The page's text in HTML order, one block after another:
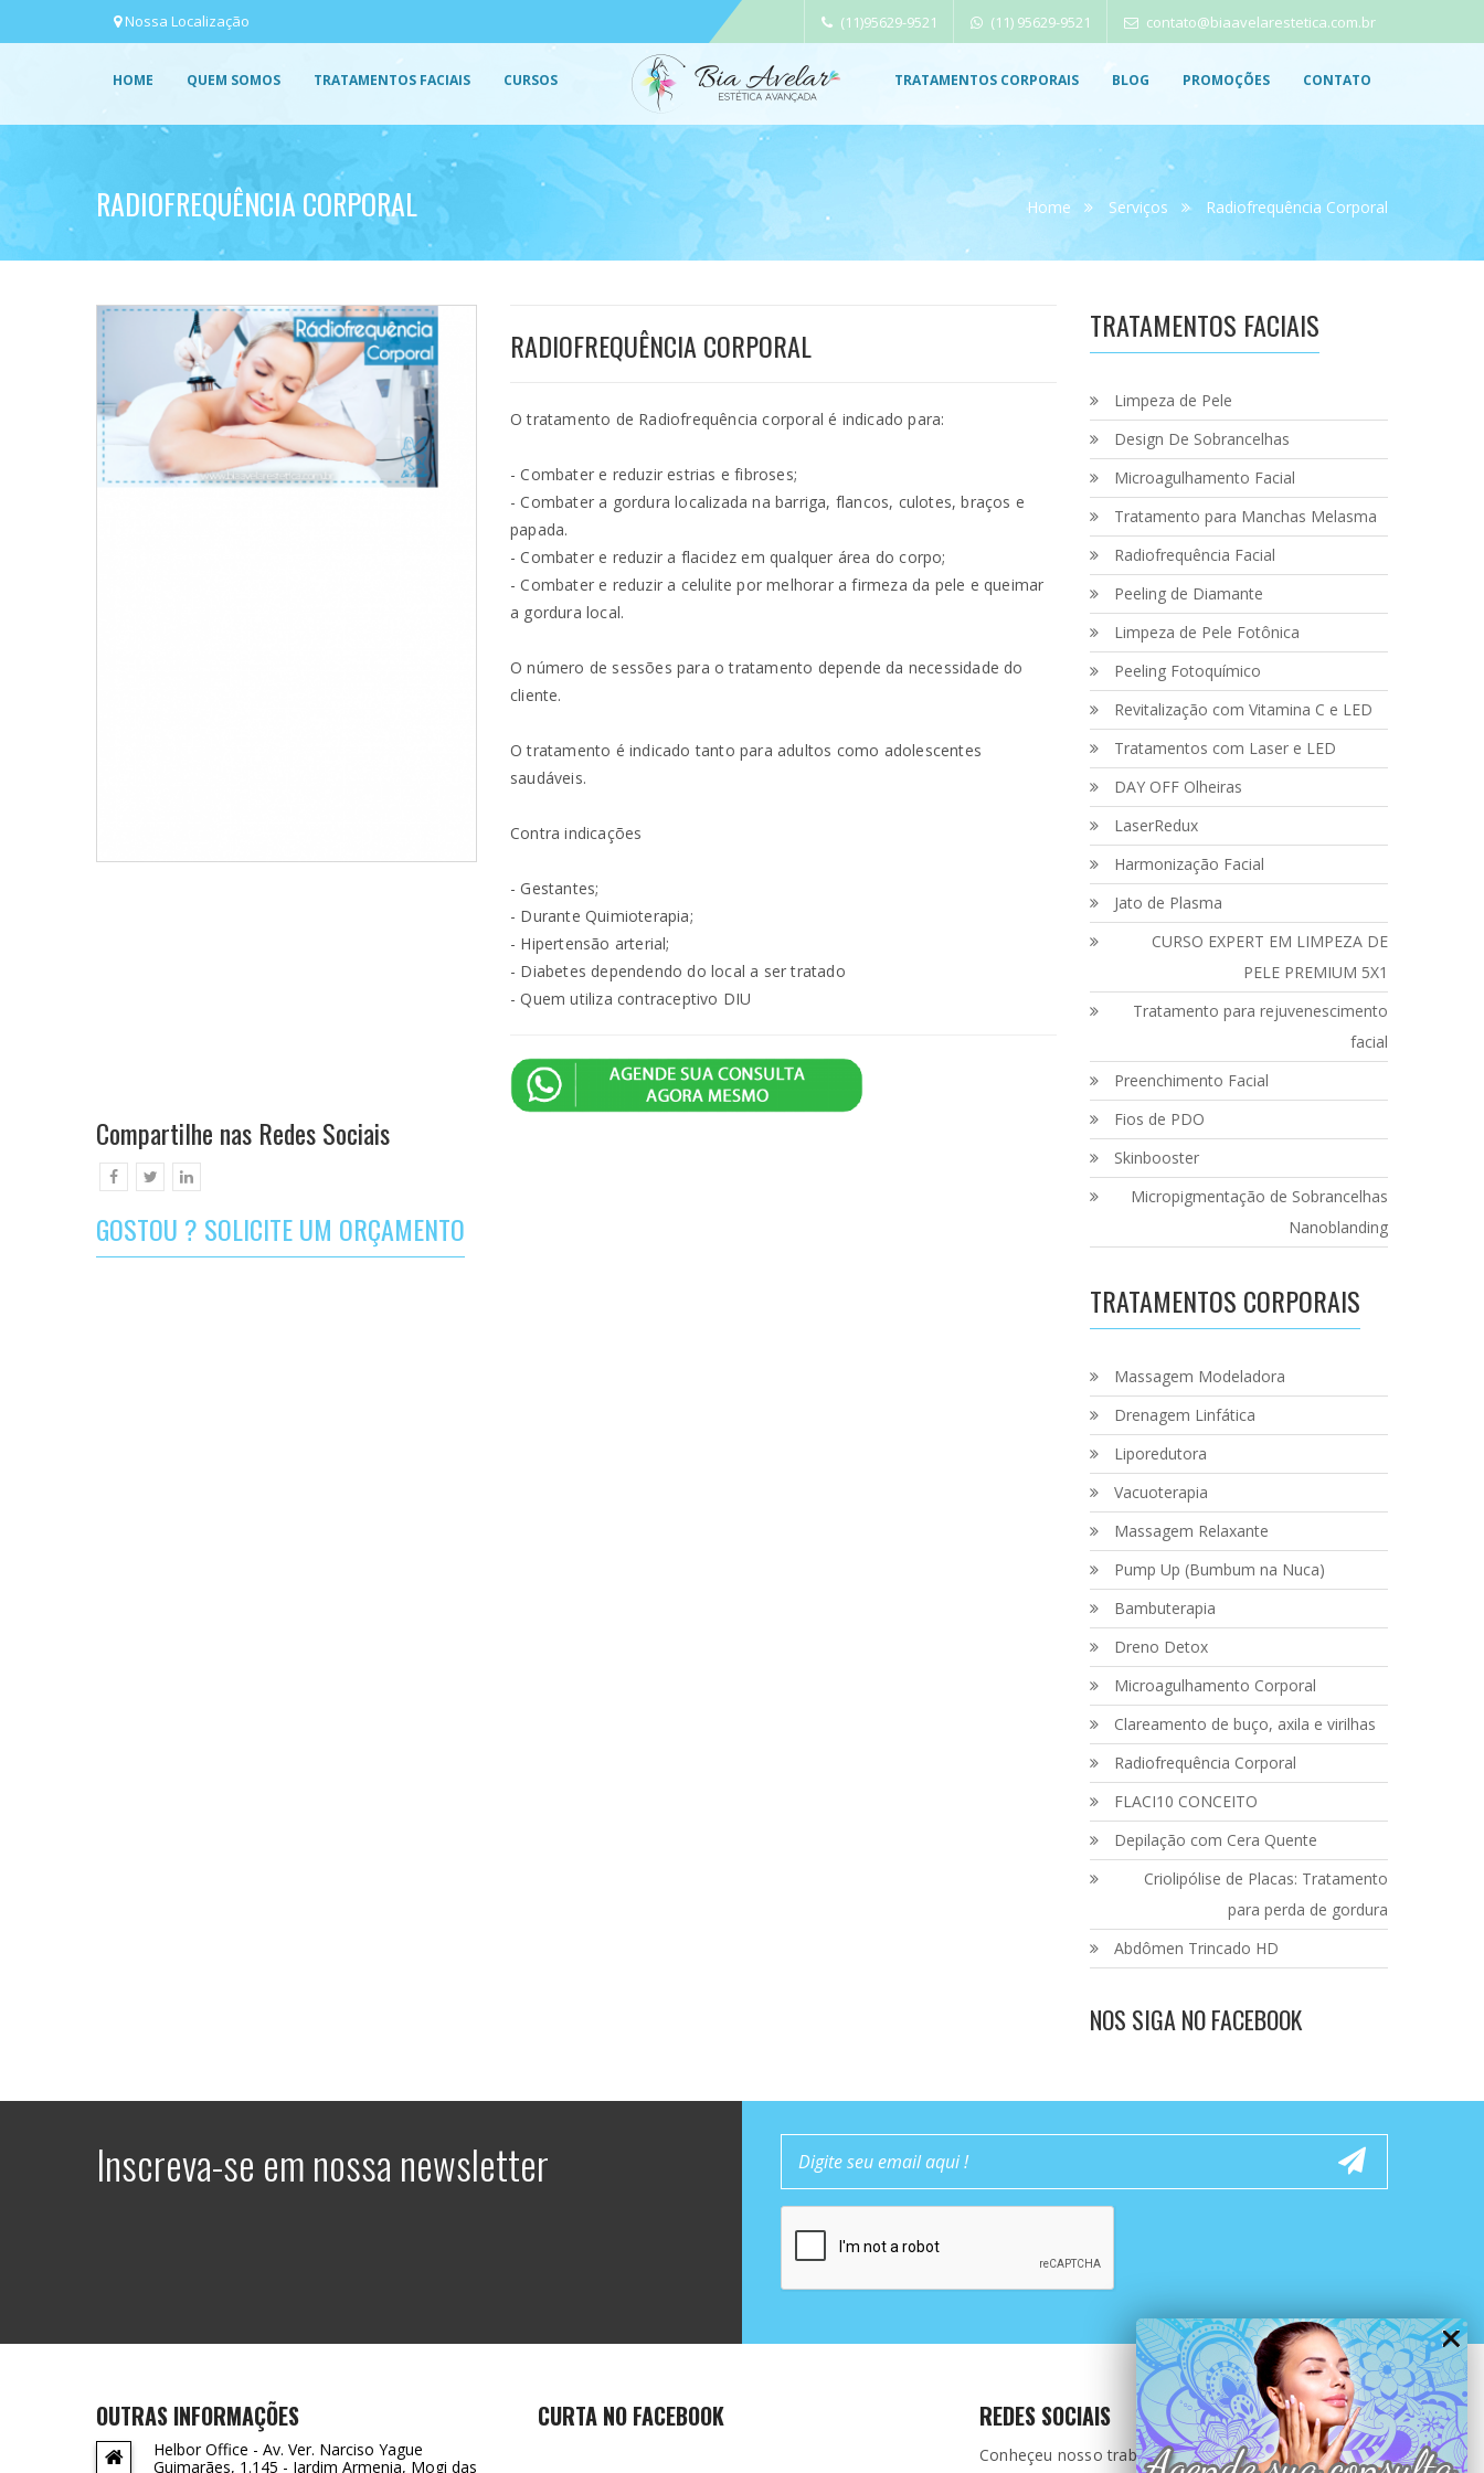
Nossa Localização Nossa Localização(11)95629-9521 (11) 95629-9521 contato@biaavelarestetica.com.br
HOME QUEM SOMOS TRATAMENTOS FACIAIS CURSOS TRATAMENTOS CORPORAIS BLOG PROMOÇÕES CONTATO
RADIOFREQUÊNCIA CORPORAL Home Serviços Radiofrequência Corporal
RADIOFREQUÊNCIA CORPORAL
O tratamento de Radiofrequência corporal é indicado para:
- Combater e reduzir estrias e fibroses;
- Combater a gordura localizada na barriga, flancos, culotes, braços e
papada.
- Combater e reduzir a flacidez em qualquer área do corpo;
- Combater e reduzir a celulite por melhorar a firmeza da pele e queimar
a gordura local.
O número de sessões para o tratamento depende da necessidade do
cliente.
O tratamento é indicado tanto para adultos como adolescentes
saudáveis.
Contra indicações
- Gestantes;
- Durante Quimioterapia;
- Hipertensão arterial;
- Diabetes dependendo do local a ser tratado
- Quem utiliza contraceptivo DIU
Compartilhe nas Redes Sociais
GOSTOU ? SOLICITE UM ORÇAMENTO
TRATAMENTOS FACIAIS
Limpeza de Pele
Design De Sobrancelhas
Microagulhamento Facial
Tratamento para Manchas Melasma
Radiofrequência Facial
Peeling de Diamante
Limpeza de Pele Fotônica
Peeling Fotoquímico
Revitalização com Vitamina C e LED
Tratamentos com Laser e LED
DAY OFF Olheiras
LaserRedux
Harmonização Facial
Jato de Plasma
CURSO EXPERT EM LIMPEZA DE
PELE PREMIUM 5X1
Tratamento para rejuvenescimento
facial
Preenchimento Facial
Fios de PDO
Skinbooster
Micropigmentação de Sobrancelhas
Nanoblanding
TRATAMENTOS CORPORAIS
Massagem Modeladora
Drenagem Linfática
Liporedutora
Vacuoterapia
Massagem Relaxante
Pump Up (Bumbum na Nuca)
Bambuterapia
Dreno Detox
Microagulhamento Corporal
Clareamento de buço, axila e virilhas
Radiofrequência Corporal
FLACI10 CONCEITO
Depilação com Cera Quente
Criolipólise de Placas: Tratamento
para perda de gordura
Abdômen Trincado HD
NOS SIGA NO FACEBOOK
Inscreva-se em nossa newsletter
OUTRAS INFORMAÇÕES
Helbor Office - Av. Ver. Narciso Yague
Guimarães, 1.145 - Jardim Armenia, Mogi das
CURTA NO FACEBOOK REDES SOCIAIS
Conheçeu nosso trabalho ?